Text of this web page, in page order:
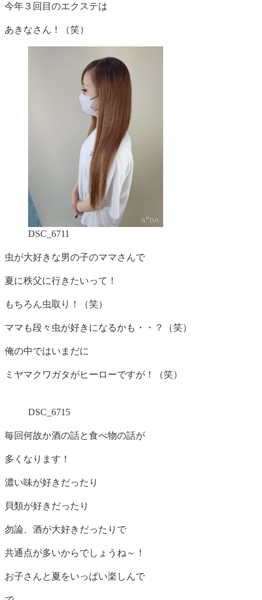
今年３回目のエクステは
あきなさん！（笑）
DSC_6711
虫が大好きな男の子のママさんで
夏に秩父に行きたいって！
もちろん虫取り！（笑）
ママも段々虫が好きになるかも・・？（笑）
俺の中ではいまだに
ミヤマクワガタがヒーローですが！（笑）
DSC_6715
毎回何故か酒の話と食べ物の話が
多くなります！
濃い味が好きだったり
貝類が好きだったり
勿論、酒が大好きだったりで
共通点が多いからでしょうね～！
お子さんと夏をいっぱい楽しんで